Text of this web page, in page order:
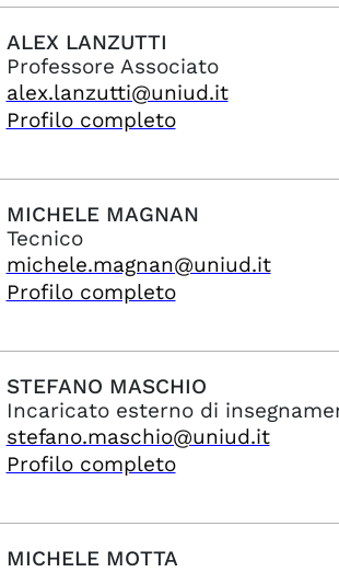
ALEX LANZUTTI
Professore Associato
alex.lanzutti@uniud.it
Profilo completo
MICHELE MAGNAN
Tecnico
michele.magnan@uniud.it
Profilo completo
STEFANO MASCHIO
Incaricato esterno di
stefano.maschio@uniud.it
Profilo completo
MICHELE MOTTA